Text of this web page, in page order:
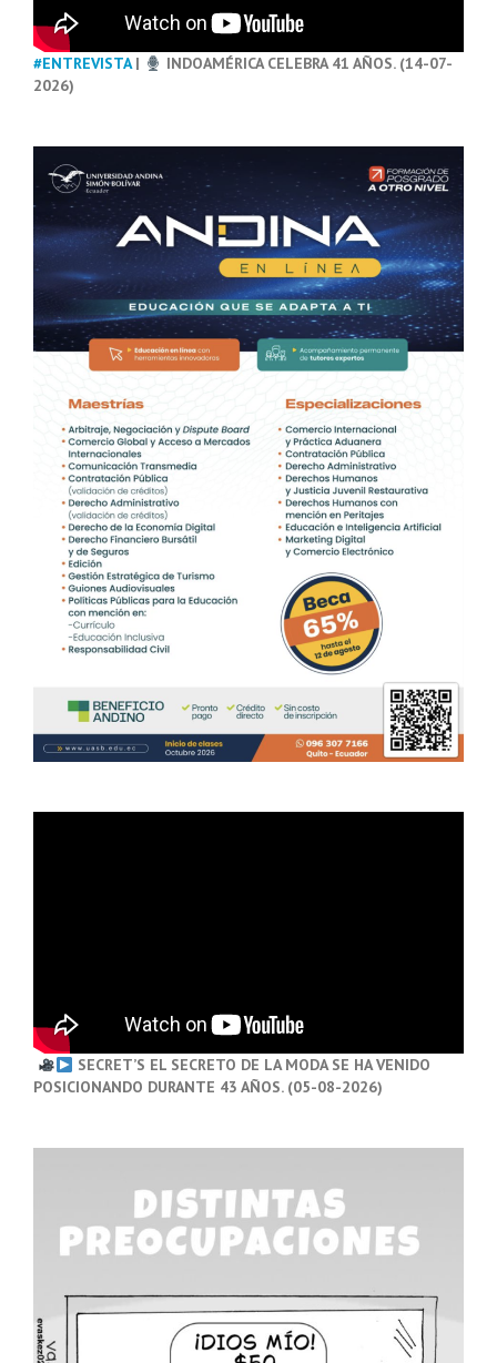
#ENTREVISTA|
INDOAMÉRICA CELEBRA 41 AÑOS. (14-07-
2026)
SECRET’S EL SECRETO DE LA MODA SE HA VENIDO
POSICIONANDO DURANTE 43 AÑOS. (05-08-2026)